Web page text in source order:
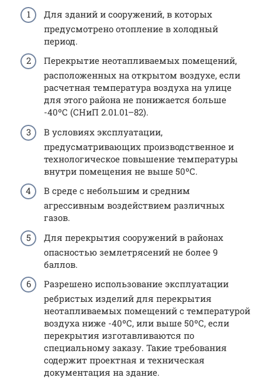
Для зданий и сооружений, в которых
предусмотрено отопление в холодный
период.
Перекрытие неотапливаемых помещений,
расположенных на открытом воздухе, если
расчетная температура воздуха на улице
для этого района не понижается больше
-40ºС (СНиП 2.01.01–82).
В условиях эксплуатации,
предусматривающих производственное и
технологическое повышение температуры
внутри помещения не выше 50ºС.
В среде с небольшим и средним
агрессивным воздействием различных
газов.
Для перекрытия сооружений в районах
опасностью землетрясений не более 9
баллов.
Разрешено использование эксплуатации
ребристых изделий для перекрытия
неотапливаемых помещений с температурой
воздуха ниже -40ºС, или выше 50ºС, если
перекрытия изготавливаются по
специальному заказу. Такие требования
содержит проектная и техническая
документация на здание.